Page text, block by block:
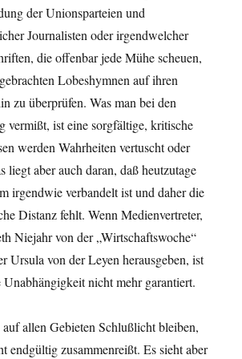
der Unionsparteien und
Journalisten oder irgendwelcher
die offenbar jede Mühe scheuen,
Lobeshymnen auf ihren
zu überprüfen. Was man bei den
vermißt, ist eine sorgfältige, kritische
werden Wahrheiten vertuscht oder
liegt aber auch daran, daß heutzutage
irgendwie verbandelt ist und daher die
Distanz fehlt. Wenn Medienvertreter,
Niejahr von der „Wirtschaftswoche“
Ursula von der Leyen herausgeben, ist
nicht mehr garantiert.
allen Gebieten Schlußlicht bleiben,
endgültig zusammenreißt. Es sieht aber